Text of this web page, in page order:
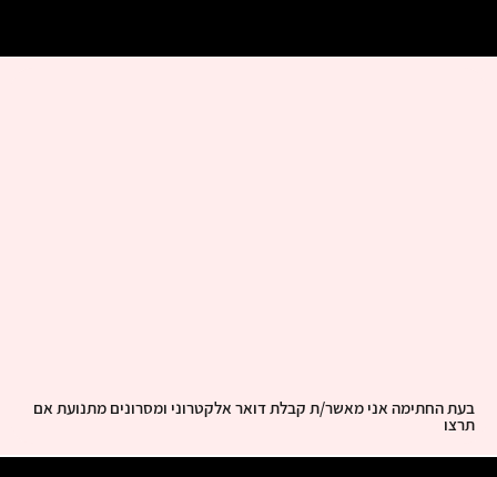
בעת החתימה אני מאשר/ת קבלת דואר אלקטרוני ומסרונים מתנועת אם
תרצו